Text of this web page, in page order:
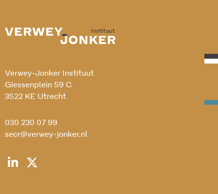
Verwey-Jonker Instituut
Giessenplein 59 C
3522 KE Utrecht
030 230 07 99
secr@verwey-jonker.nl